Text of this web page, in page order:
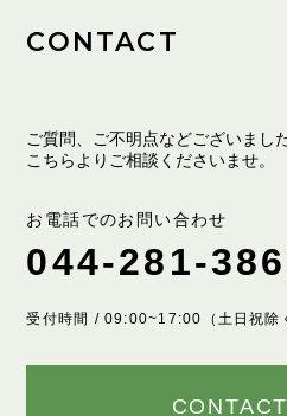
CONTACT
ご質問、ご不明点などございまし
こちらよりご相談くださいませ。
お電話でのお問い合わせ
044-281-
受付時間 / 09:00~17:00（土日祝除
CONTACT